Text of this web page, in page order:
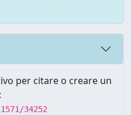
per citare o creare un
34252